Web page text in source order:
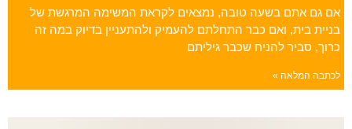
אם גם אתם בשעה טובה, נמצאים לקראת המשימה המרגשת של
בניית בית, ואם כבר התחלתם להעמיק ולהתעניין בדיוק במה זה
כרוך, סביר להניח שכבר גיליתם
לכתבה המלאה »